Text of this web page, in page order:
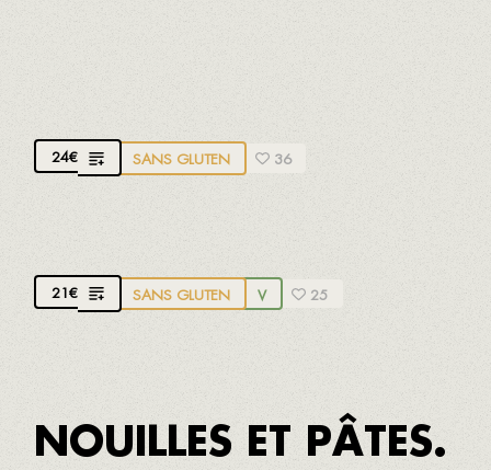
Avec des maïtakés biologiques du Montseny et de
24€ SANS GLUTEN 36
RIZ AUX LÉGUMES
21 € SANS GLUTEN V 25
NOUILLES ET PÂTES.